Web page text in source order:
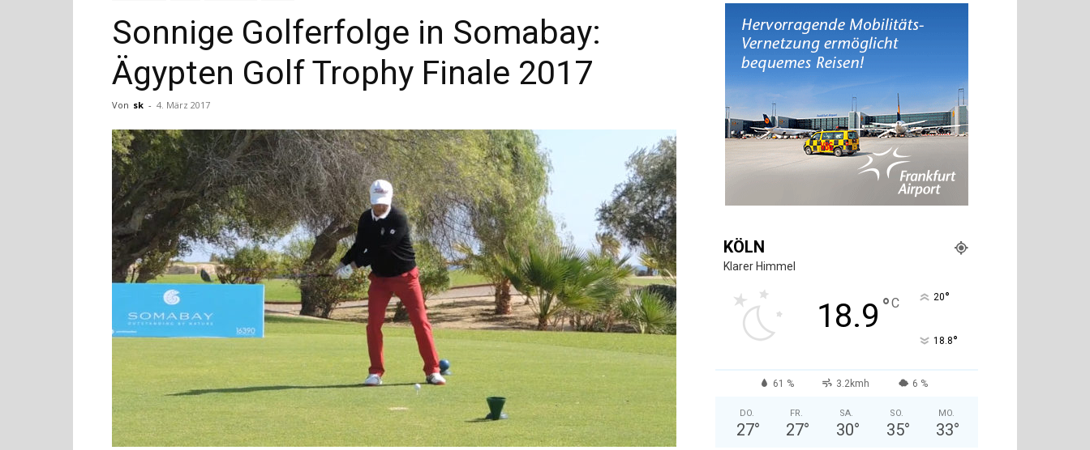
|
Touristiknews
und
Reiseempfehlungen.
Sonnige Golferfolge in Somabay:
Ägypten Golf Trophy Finale 2017
Von sk - 4. März 2017
KÖLN
Klarer Himmel
18.9 °C 20°
18.8°
61 % 3.2kmh 6 %
DO.
27°
FR.
27°
SA.
30°
SO.
35°
MO.
33°